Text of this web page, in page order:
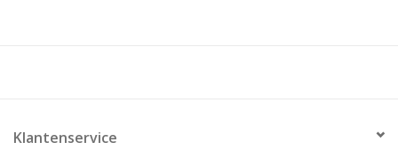
Klantenservice